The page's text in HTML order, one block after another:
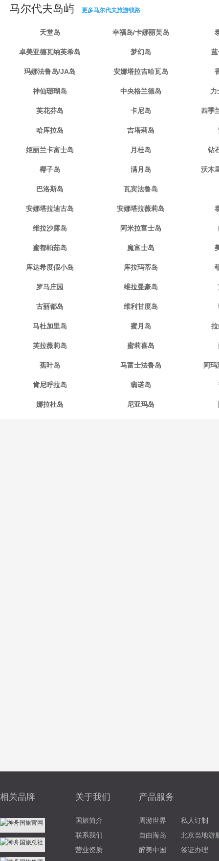
马尔代夫岛屿 更多马尔代夫旅游线路
天堂岛 幸福岛/卡娜丽芙岛
卓美亚德瓦纳芙希岛 梦幻岛
玛娜法鲁岛/JA岛 安娜塔拉吉哈瓦岛
神仙珊瑚岛 中央格兰德岛 力
芙花芬岛 卡尼岛 四季
哈库拉岛 吉塔莉岛
姬丽兰卡富士岛 月桂岛 钻
椰子岛 满月岛 沃木
巴洛斯岛 瓦宾法鲁岛
安娜塔拉迪古岛 安娜塔拉薇莉岛
维拉沙露岛 阿米拉富士岛
蜜都帕茹岛 魔富士岛
库达希度假小岛 库拉玛蒂岛
罗马庄园 维拉曼豪岛
古丽都岛 维利甘度岛
马杜加里岛 蜜月岛
芙拉薇莉岛 蜜莉喜岛
蕉叶岛 马富士法鲁岛 阿
肯尼呼拉岛 翡诺岛
娜拉杜岛 尼亚玛岛
相关品牌 关于我们
国旅简介
联系我们
营业资质
产品服务
周游世界
私人订制
自由海岛
北京当地游
醉美中国
签证办理